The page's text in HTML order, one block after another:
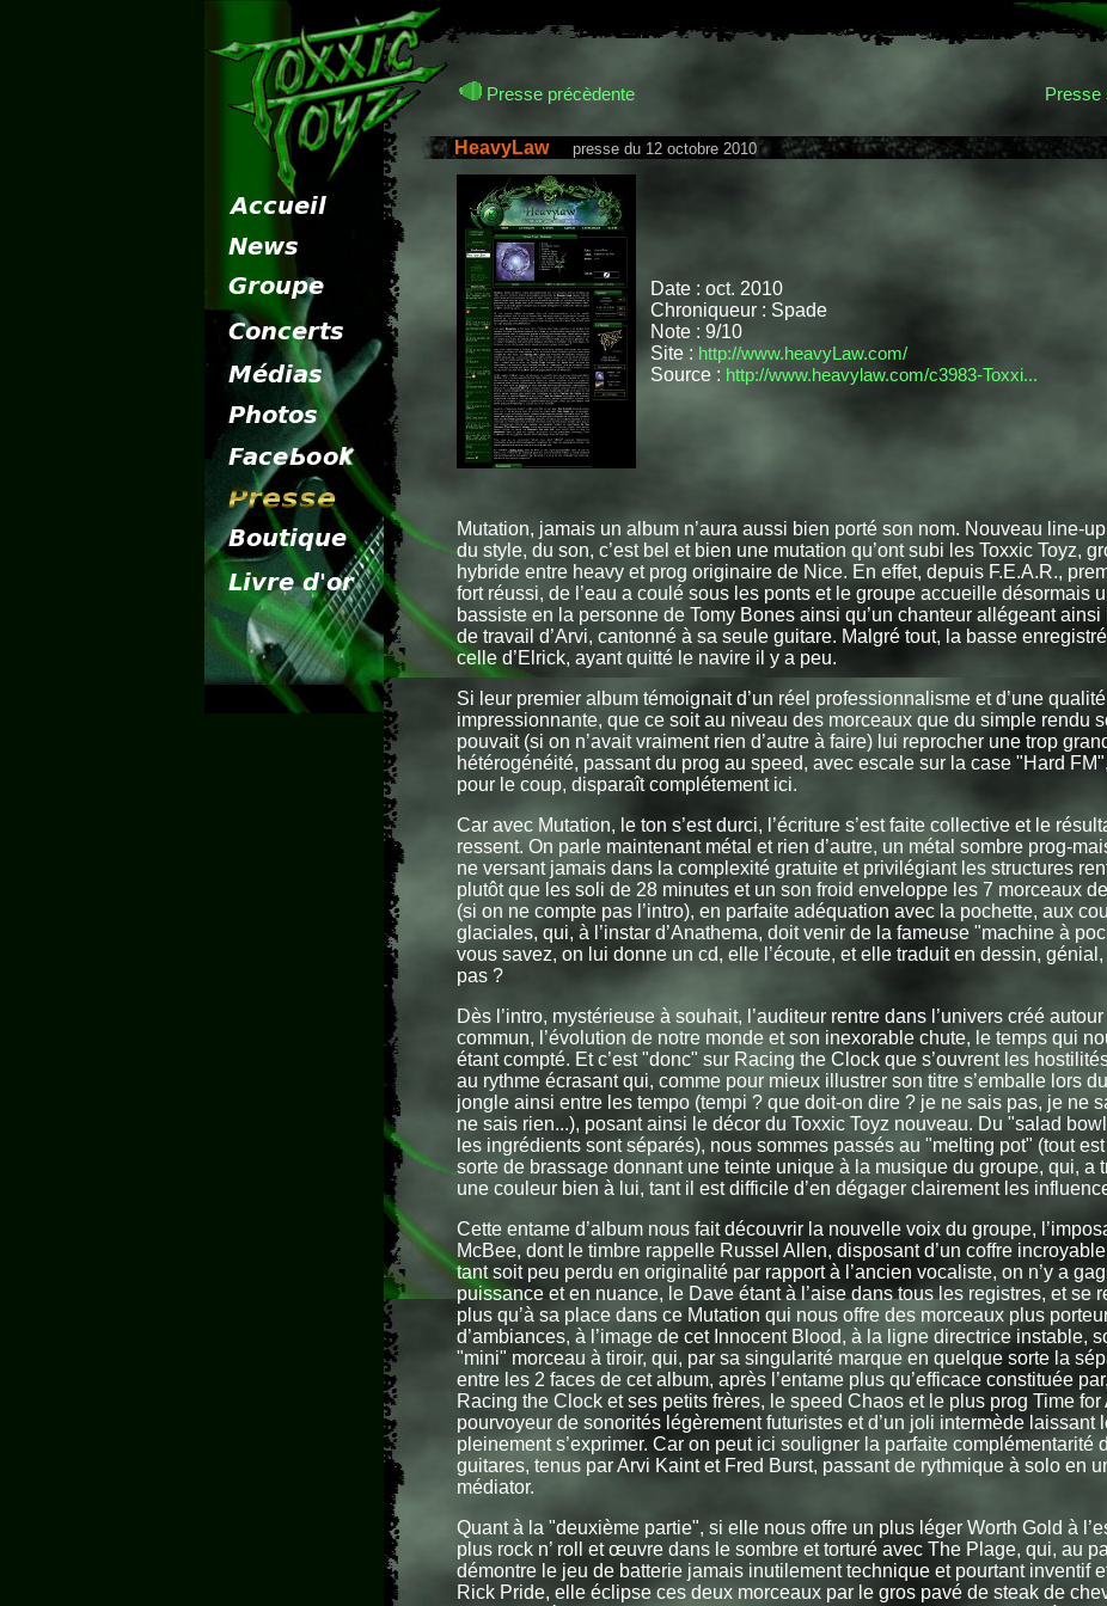
Presse précèdente Presse
HeavyLawpresse du 12 octobre 2010
Date : oct. 2010
Chroniqueur : Spade
Note : 9/10
Site : http://www.heavyLaw.com/
Source : http://www.heavylaw.com/c3983-Toxxi...
Mutation, jamais un album n’aura aussi bien porté son nom. Nouveau line-
du style, du son, c’est bel et bien une mutation qu’ont subi les Toxxic Toyz,
hybride entre heavy et prog originaire de Nice. En effet, depuis F.E.A.R.,
fort réussi, de l’eau a coulé sous les ponts et le groupe accueille désormais
bassiste en la personne de Tomy Bones ainsi qu’un chanteur allégeant ainsi
de travail d’Arvi, cantonné à sa seule guitare. Malgré tout, la basse
celle d’Elrick, ayant quitté le navire il y a peu.
Si leur premier album témoignait d’un réel professionnalisme et d’une qualité
impressionnante, que ce soit au niveau des morceaux que du simple rendu
pouvait (si on n’avait vraiment rien d’autre à faire) lui reprocher une trop
hétérogénéité, passant du prog au speed, avec escale sur la case "Hard
pour le coup, disparaît complétement ici.
Car avec Mutation, le ton s’est durci, l’écriture s’est faite collective et le
ressent. On parle maintenant métal et rien d’autre, un métal sombre prog-
ne versant jamais dans la complexité gratuite et privilégiant les structures
plutôt que les soli de 28 minutes et un son froid enveloppe les 7 morceaux
(si on ne compte pas l’intro), en parfaite adéquation avec la pochette, aux
glaciales, qui, à l’instar d’Anathema, doit venir de la fameuse "machine à
vous savez, on lui donne un cd, elle l’écoute, et elle traduit en dessin, génial,
pas ?
Dès l’intro, mystérieuse à souhait, l’auditeur rentre dans l’univers créé autour
commun, l’évolution de notre monde et son inexorable chute, le temps qui
étant compté. Et c’est "donc" sur Racing the Clock que s’ouvrent les
au rythme écrasant qui, comme pour mieux illustrer son titre s’emballe lors
jongle ainsi entre les tempo (tempi ? que doit-on dire ? je ne sais pas, je ne
ne sais rien...), posant ainsi le décor du Toxxic Toyz nouveau. Du "salad
les ingrédients sont séparés), nous sommes passés au "melting pot" (tout
sorte de brassage donnant une teinte unique à la musique du groupe, qui, a
une couleur bien à lui, tant il est difficile d’en dégager clairement les
Cette entame d’album nous fait découvrir la nouvelle voix du groupe,
McBee, dont le timbre rappelle Russel Allen, disposant d’un coffre
tant soit peu perdu en originalité par rapport à l’ancien vocaliste, on n’y a
puissance et en nuance, le Dave étant à l’aise dans tous les registres, et se
plus qu’à sa place dans ce Mutation qui nous offre des morceaux plus
d’ambiances, à l’image de cet Innocent Blood, à la ligne directrice instable,
"mini" morceau à tiroir, qui, par sa singularité marque en quelque sorte la
entre les 2 faces de cet album, après l’entame plus qu’efficace constituée
Racing the Clock et ses petits frères, le speed Chaos et le plus prog Time for
pourvoyeur de sonorités légèrement futuristes et d’un joli intermède laissant
pleinement s’exprimer. Car on peut ici souligner la parfaite complémentarité
guitares, tenus par Arvi Kaint et Fred Burst, passant de rythmique à solo en
médiator.
Quant à la "deuxième partie", si elle nous offre un plus léger Worth Gold à
plus rock n’ roll et œuvre dans le sombre et torturé avec The Plage, qui, au
démontre le jeu de batterie jamais inutilement technique et pourtant inventif
Rick Pride, elle éclipse ces deux morceaux par le gros pavé de steak de